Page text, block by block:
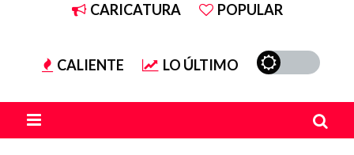
CARICATURA POPULAR
CALIENTE LO ÚLTIMO